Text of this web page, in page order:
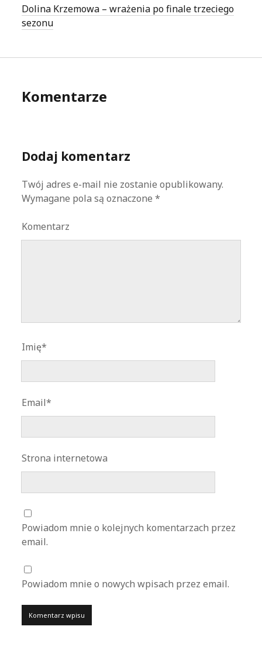
Dolina Krzemowa – wrażenia po finale trzeciego
sezonu
Komentarze
Dodaj komentarz
Twój adres e-mail nie zostanie opublikowany.
Wymagane pola są oznaczone*
Komentarz
Imię*
Email*
Strona internetowa
Powiadom mnie o kolejnych komentarzach przez
email.
Powiadom mnie o nowych wpisach przez email.